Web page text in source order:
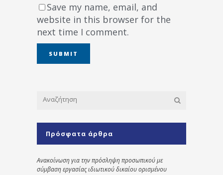
Save my name, email, and
website in this browser for the
next time I comment.
Πρόσφατα άρθρα
Ανακοίνωση για την πρόσληψη προσωπικού με
σύμβαση εργασίας ιδιωτικού δικαίου ορισμένου